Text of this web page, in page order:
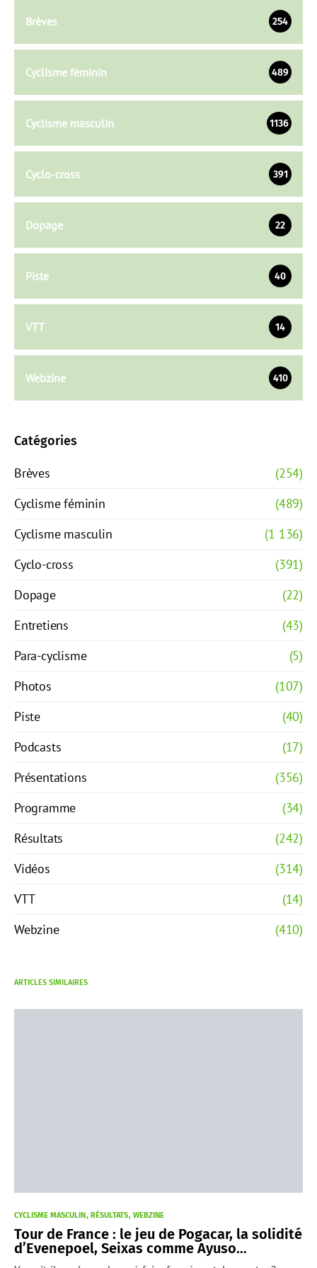
Brèves 254
Cyclisme féminin 489
Cyclisme masculin 1136
Cyclo-cross 391
Dopage 22
Piste 40
VTT 14
Webzine 410
Catégories
Brèves
(254)
Cyclisme féminin
(489)
Cyclisme masculin
(1 136)
Cyclo-cross
(391)
Dopage
(22)
Entretiens
(43)
Para-cyclisme
(5)
Photos
(107)
Piste
(40)
Podcasts
(17)
Présentations
(356)
Programme
(34)
Résultats
(242)
Vidéos
(314)
VTT
(14)
Webzine
(410)
ARTICLES SIMILAIRES
CYCLISME MASCULIN RÉSULTATS WEBZINE
Tour de France : le jeu de Pogacar, la solidité
d’Evenepoel, Seixas comme Ayuso…